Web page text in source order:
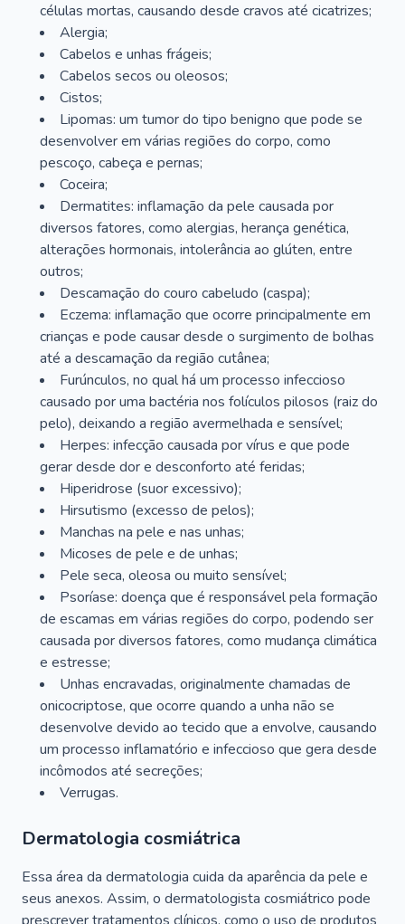
células mortas, causando desde cravos até cicatrizes;
Alergia;
Cabelos e unhas frágeis;
Cabelos secos ou oleosos;
Cistos;
Lipomas: um tumor do tipo benigno que pode se
desenvolver em várias regiões do corpo, como
pescoço, cabeça e pernas;
Coceira;
Dermatites: inflamação da pele causada por
diversos fatores, como alergias, herança genética,
alterações hormonais, intolerância ao glúten, entre
outros;
Descamação do couro cabeludo (caspa);
Eczema: inflamação que ocorre principalmente em
crianças e pode causar desde o surgimento de bolhas
até a descamação da região cutânea;
Furúnculos, no qual há um processo infeccioso
causado por uma bactéria nos folículos pilosos (raiz do
pelo), deixando a região avermelhada e sensível;
Herpes: infecção causada por vírus e que pode
gerar desde dor e desconforto até feridas;
Hiperidrose (suor excessivo);
Hirsutismo (excesso de pelos);
Manchas na pele e nas unhas;
Micoses de pele e de unhas;
Pele seca, oleosa ou muito sensível;
Psoríase: doença que é responsável pela formação
de escamas em várias regiões do corpo, podendo ser
causada por diversos fatores, como mudança climática
e estresse;
Unhas encravadas, originalmente chamadas de
onicocriptose, que ocorre quando a unha não se
desenvolve devido ao tecido que a envolve, causando
um processo inflamatório e infeccioso que gera desde
incômodos até secreções;
Verrugas.
Dermatologia cosmiátrica
Essa área da dermatologia cuida da aparência da pele e
seus anexos. Assim, o dermatologista cosmiátrico pode